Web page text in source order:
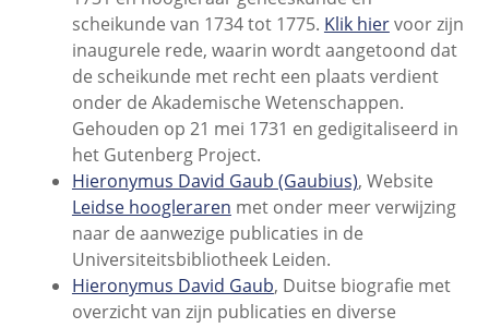
scheikunde van 1734 tot 1775. Klik hiervoor zijn
inaugurele rede, waarin wordt aangetoond dat
de scheikunde met recht een plaats verdient
onder de Akademische Wetenschappen.
Gehouden op 21 mei 1731 en gedigitaliseerd in
het Gutenberg Project.
Hieronymus David Gaub (Gaubius), Website
Leidse hoogleraren met onder meer verwijzing
naar de aanwezige publicaties in de
Universiteitsbibliotheek Leiden.
Hieronymus David Gaub, Duitse biografie met
overzicht van zijn publicaties en diverse